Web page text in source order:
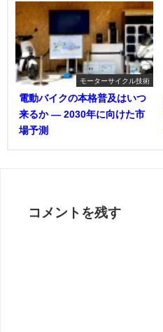
モーターサイクル技術
電動バイクの本格普及はいつ
来るか ― 2030年に向けた市
場予測
コメントを残す